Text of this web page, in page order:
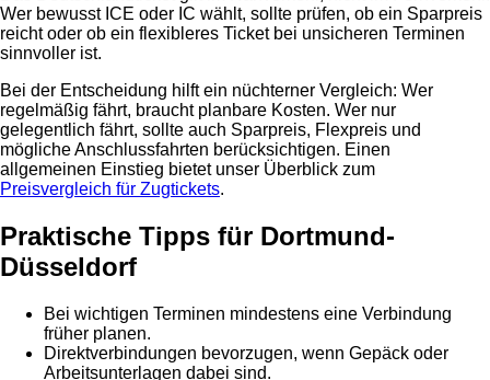
Wer bewusst ICE oder IC wählt, sollte prüfen, ob ein Sparpreis
reicht oder ob ein flexibleres Ticket bei unsicheren Terminen
sinnvoller ist.
Bei der Entscheidung hilft ein nüchterner Vergleich: Wer
regelmäßig fährt, braucht planbare Kosten. Wer nur
gelegentlich fährt, sollte auch Sparpreis, Flexpreis und
mögliche Anschlussfahrten berücksichtigen. Einen
allgemeinen Einstieg bietet unser Überblick zum
Preisvergleich für Zugtickets.
Praktische Tipps für Dortmund-
Düsseldorf
Bei wichtigen Terminen mindestens eine Verbindung
früher planen.
Direktverbindungen bevorzugen, wenn Gepäck oder
Arbeitsunterlagen dabei sind.